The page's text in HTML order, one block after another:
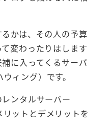
かは、その人の予算
変わったりはします
に入ってくるサーバ
ィング）です。
ンタルサーバー
ットとデメリットを